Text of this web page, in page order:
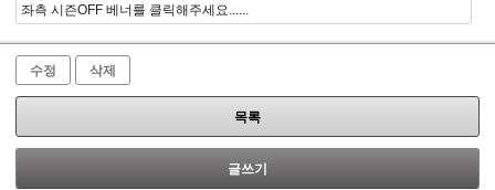
좌측 시즌OFF 베너를 클릭해주세요......
수정 삭제
목록
글쓰기